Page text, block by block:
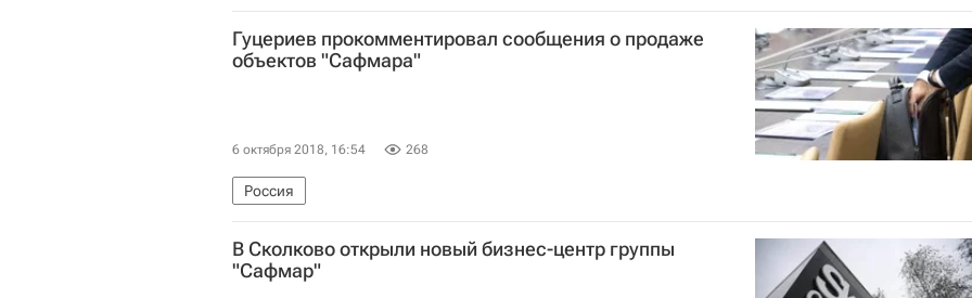
Сколково
Инфраструктура Сафмар
Гуцериев прокомментировал сообщения о продаже
объектов "Сафмара"
6 октября 2018, 16:54 268
Россия
В Сколково открыли новый бизнес-центр группы
"Сафмар"